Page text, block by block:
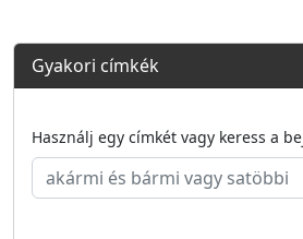
Gyakori címkék
Használj egy címkét vagy keress a